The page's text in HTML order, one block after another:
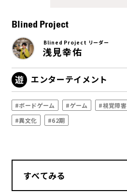
Blined Project
Blined Project リーダー
浅見幸佑
エンターテイメント
#ボードゲーム #ゲーム #視覚障害
#異文化
#62期
すべてみる